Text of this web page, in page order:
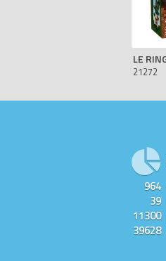
21272
964
39
11300
39628